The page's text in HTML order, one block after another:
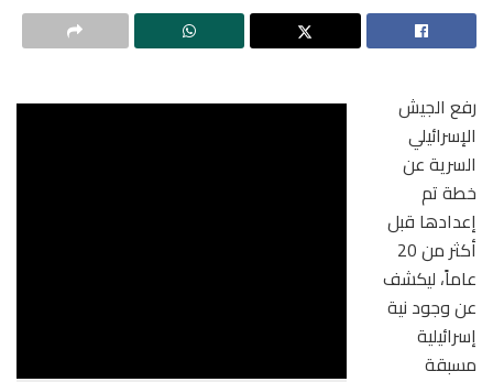
رفع الجيش
الإسرائيلي
السرية عن
خطة تم
إعدادها قبل
أكثر من 20
عاماً، ليكشف
عن وجود نية
إسرائيلية
مسبقة